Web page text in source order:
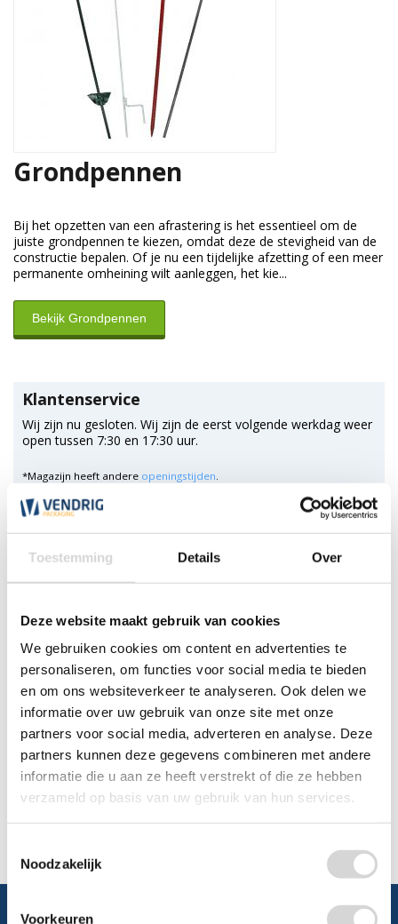
Toestemming Details Over
Deze website maakt gebruik van cookies
We gebruiken cookies om content en advertenties te
personaliseren, om functies voor social media te bieden
en om ons websiteverkeer te analyseren. Ook delen we
informatie over uw gebruik van onze site met onze
partners voor social media, adverteren en analyse. Deze
partners kunnen deze gegevens combineren met andere
informatie die u aan ze heeft verstrekt of die ze hebben
verzameld op basis van uw gebruik van hun services.
Noodzakelijk
Voorkeuren
Grondpennen
Bij het opzetten van een afrastering is het essentieel om de
juiste grondpennen te kiezen, omdat deze de stevigheid van de
constructie bepalen. Of je nu een tijdelijke afzetting of een meer
permanente omheining wilt aanleggen, het kie...
Bekijk Grondpennen
Klantenservice
Wij zijn nu gesloten. Wij zijn de eerst volgende werkdag weer
open tussen 7:30 en 17:30 uur.
*Magazijn heeft andere openingstijden.
0348 4791 95
Chat
WhatsApp 0348 479195
Mailen
Offerte aanvragen Vraag een speciale prijs op bij ons, wij
kijken naar de mogelijkheden.